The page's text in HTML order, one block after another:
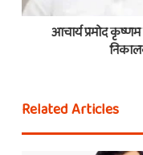
आचार्य प्रमोद
Related Articles